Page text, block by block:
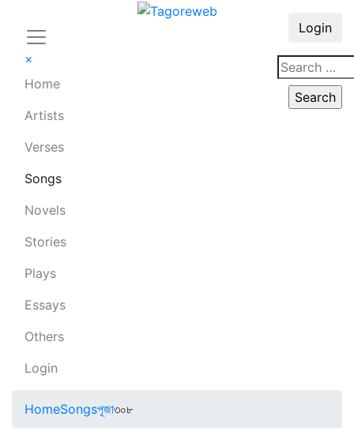
×
Home
Artists
Verses
Songs
Novels
Stories
Plays
Essays
Others
Login
Login
HomeSongsপূজা৩০৮